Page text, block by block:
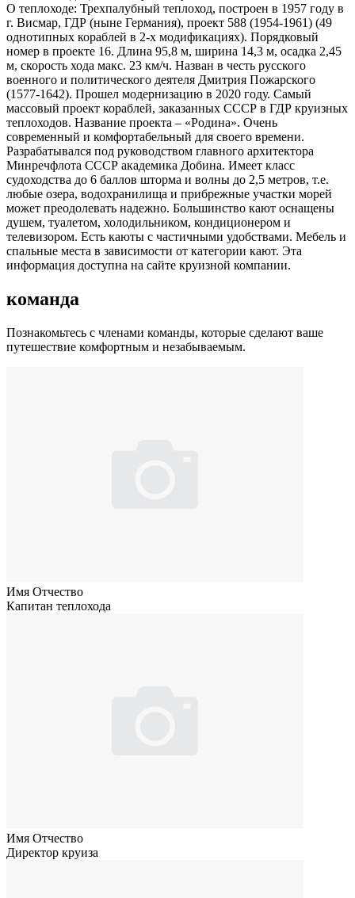
О теплоходе: Трехпалубный теплоход, построен в 1957 году в
г. Висмар, ГДР (ныне Германия), проект 588 (1954-1961) (49
однотипных кораблей в 2-х модификациях). Порядковый
номер в проекте 16. Длина 95,8 м, ширина 14,3 м, осадка 2,45
м, скорость хода макс. 23 км/ч. Назван в честь русского
военного и политического деятеля Дмитрия Пожарского
(1577-1642). Прошел модернизацию в 2020 году. Самый
массовый проект кораблей, заказанных СССР в ГДР круизных
теплоходов. Название проекта – «Родина». Очень
современный и комфортабельный для своего времени.
Разрабатывался под руководством главного архитектора
Минречфлота СССР академика Добина. Имеет класс
судоходства до 6 баллов шторма и волны до 2,5 метров, т.е.
любые озера, водохранилища и прибрежные участки морей
может преодолевать надежно. Большинство кают оснащены
душем, туалетом, холодильником, кондиционером и
телевизором. Есть каюты с частичными удобствами. Мебель и
спальные места в зависимости от категории кают. Эта
информация доступна на сайте круизной компании.
команда
Познакомьтесь с членами команды, которые сделают ваше
путешествие комфортным и незабываемым.
Имя Отчество
Капитан теплохода
Имя Отчество
Директор круиза